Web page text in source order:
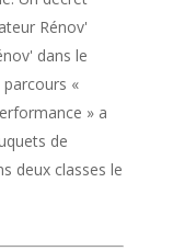
Rénov'
dans le
«
» a
de
deux classes le